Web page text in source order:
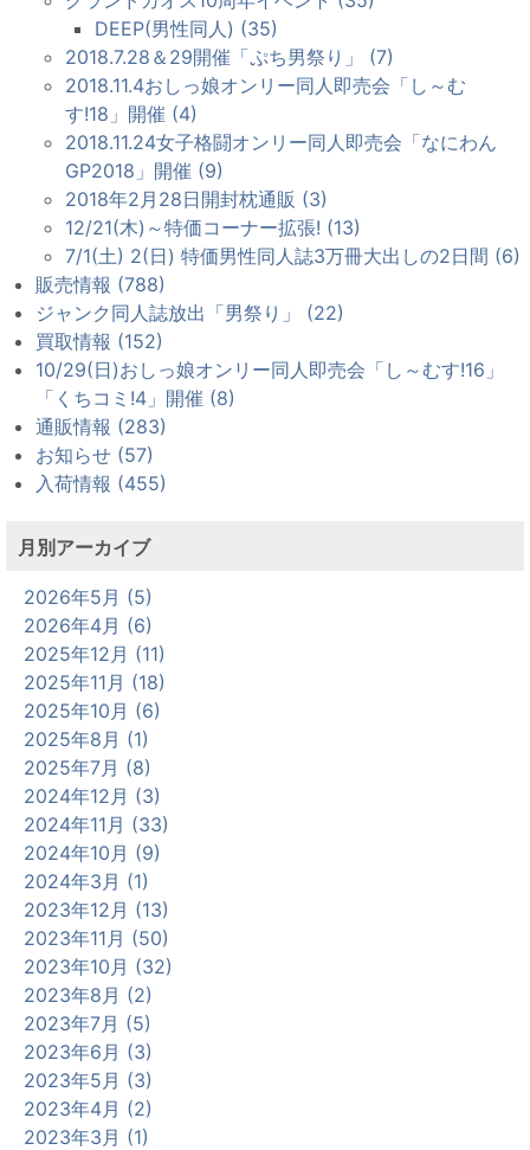
DEEP(男性同人) (35)
2018.7.28＆29開催「ぷち男祭り」 (7)
2018.11.4おしっ娘オンリー同人即売会「し～む
す!18」開催 (4)
2018.11.24女子格闘オンリー同人即売会「なにわん
GP2018」開催 (9)
2018年2月28日開封枕通販 (3)
12/21(木)～特価コーナー拡張! (13)
7/1(土) 2(日) 特価男性同人誌3万冊大出しの2日間 (6)
販売情報 (788)
ジャンク同人誌放出「男祭り」 (22)
買取情報 (152)
10/29(日)おしっ娘オンリー同人即売会「し～むす!16」
「くちコミ!4」開催 (8)
通販情報 (283)
お知らせ (57)
入荷情報 (455)
月別アーカイブ
2026年5月 (5)
2026年4月 (6)
2025年12月 (11)
2025年11月 (18)
2025年10月 (6)
2025年8月 (1)
2025年7月 (8)
2024年12月 (3)
2024年11月 (33)
2024年10月 (9)
2024年3月 (1)
2023年12月 (13)
2023年11月 (50)
2023年10月 (32)
2023年8月 (2)
2023年7月 (5)
2023年6月 (3)
2023年5月 (3)
2023年4月 (2)
2023年3月 (1)